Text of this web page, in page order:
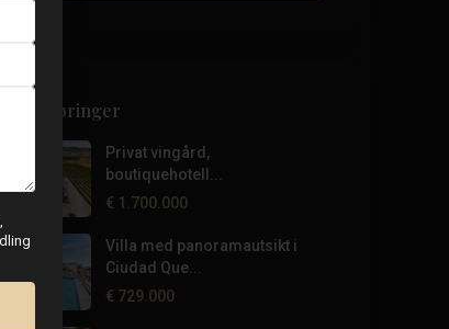
oppføringer
Privat vingård,
boutiquehotell...
€ 1.700.000
Villa med panoramautsikt i
Ciudad Que...
€ 729.000